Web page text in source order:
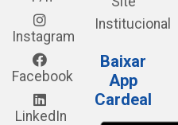
Instagram
Facebook
LinkedIn
Institucional
Baixar
App
Cardeal